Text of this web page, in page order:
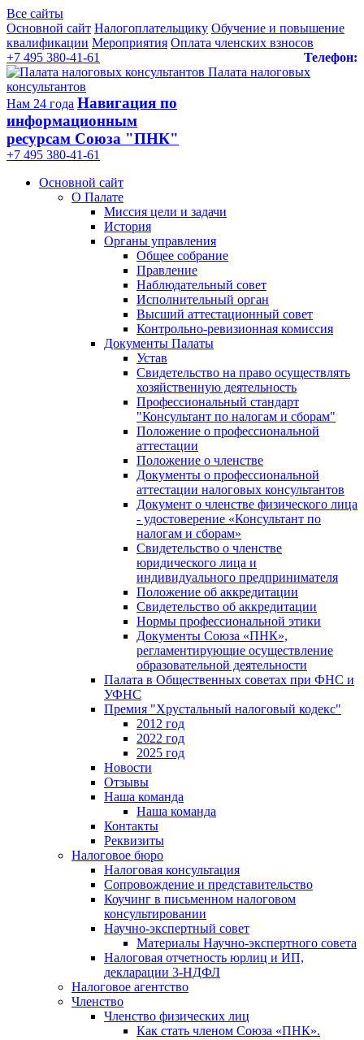
Все сайты
Основной сайт Налогоплательщику Обучение и повышение
квалификации Мероприятия Оплата членских взносов
Телефон:
+7 495 380-41-61
Палата налоговых
консультантов
Нам 24 года Навигация по
информационным
ресурсам Союза "ПНК"
+7 495 380‑41‑61
Основной сайт
О Палате
Миссия цели и задачи
История
Органы управления
Общее собрание
Правление
Наблюдательный совет
Исполнительный орган
Высший аттестационный совет
Контрольно-ревизионная комиссия
Документы Палаты
Устав
Свидетельство на право осуществлять
хозяйственную деятельность
Профессиональный стандарт
"Консультант по налогам и сборам"
Положение о профессиональной
аттестации
Положение о членстве
Документы о профессиональной
аттестации налоговых консультантов
Документ о членстве физического лица
- удостоверение «Консультант по
налогам и сборам»
Свидетельство о членстве
юридического лица и
индивидуального предпринимателя
Положение об аккредитации
Свидетельство об аккредитации
Нормы профессиональной этики
Документы Союза «ПНК»,
регламентирующие осуществление
образовательной деятельности
Палата в Общественных советах при ФНС и
УФНС
Премия "Хрустальный налоговый кодекс"
2012 год
2022 год
2025 год
Новости
Отзывы
Наша команда
Наша команда
Контакты
Реквизиты
Налоговое бюро
Налоговая консультация
Cопровождение и представительство
Коучинг в письменном налоговом
консультировании
Научно-экспертный совет
Материалы Научно-экспертного совета
Налоговая отчетность юрлиц и ИП,
декларации 3-НДФЛ
Налоговое агентство
Членство
Членство физических лиц
Как стать членом Союза «ПНК».